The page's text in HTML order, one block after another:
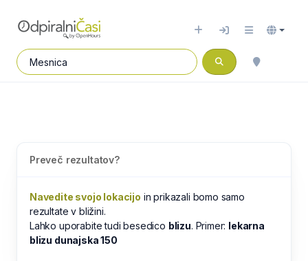
Preveč rezultatov?
Navedite svojo lokacijo in prikazali bomo samo
rezultate v bližini.
Lahko uporabite tudi besedico blizu. Primer: lekarna
blizu dunajska 150